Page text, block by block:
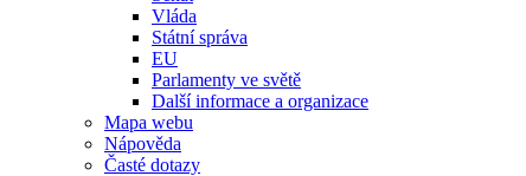
Vláda
Státní správa
EU
Parlamenty ve světě
Další informace a organizace
Mapa webu
Nápověda
Časté dotazy